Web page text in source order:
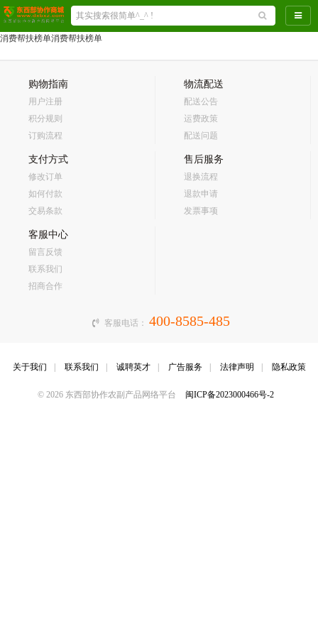
导航
消费帮扶榜单消费帮扶榜单
购物指南
用户注册
积分规则
订购流程
物流配送
配送公告
运费政策
配送问题
支付方式
修改订单
如何付款
交易条款
售后服务
退换流程
退款申请
发票事项
客服中心
留言反馈
联系我们
招商合作
客服电话： 400-8585-485
关于我们 联系我们 诚聘英才 广告服务 法律声明 隐私政策
© 2026 东西部协作农副产品网络平台 闽ICP备2023000466号-2